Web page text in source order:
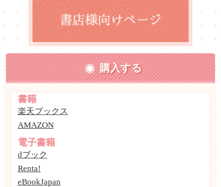
購入する
書籍
楽天ブックス
AMAZON
電子書籍
dブック
Renta!
eBookJapan